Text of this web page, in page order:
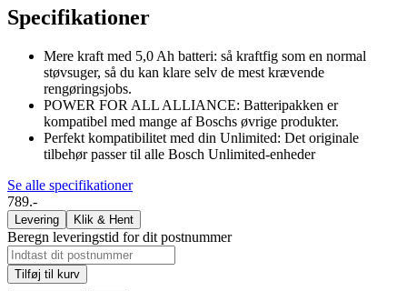
Specifikationer
Mere kraft med 5,0 Ah batteri: så kraftfig som en normal
støvsuger, så du kan klare selv de mest krævende
rengøringsjobs.
POWER FOR ALL ALLIANCE: Batteripakken er
kompatibel med mange af Boschs øvrige produkter.
Perfekt kompatibilitet med din Unlimited: Det originale
tilbehør passer til alle Bosch Unlimited-enheder
Se alle specifikationer
789.-
Levering Klik & Hent
Beregn leveringstid for dit postnummer
Tilføj til kurv